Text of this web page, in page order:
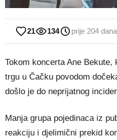
21 134 prije 204 dana
Tokom koncerta Ane
trgu u Čačku povodom
došlo je do neprijatnog
Manja grupa pojedinaca iz
reakciju i djelimični prekid